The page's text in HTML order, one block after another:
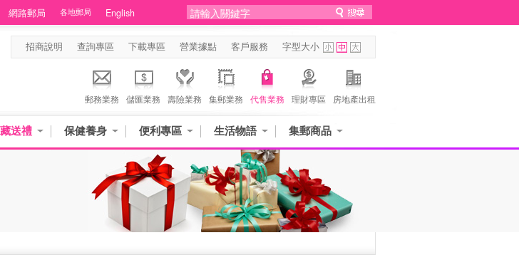
網路郵局 各地郵局 English
招商說明 查詢專區 下載專區 營業據點 客戶服務 字型大小
郵務業務 儲匯業務 壽險業務 集郵業務 代售業務 理財專區 房地產出租
送禮 保健養身 便利專區 生活物語 集郵商品